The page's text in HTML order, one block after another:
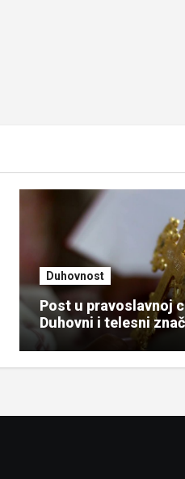
Duhovnost
Post u pravoslavnoj
Duhovni i telesni